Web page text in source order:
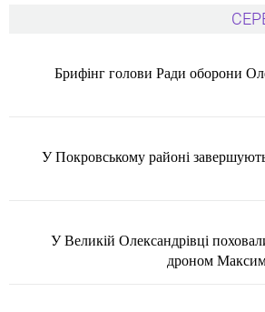
Брифінг голови Ради оборони
У Покровському районі
У Великій Олександрівці
дроном